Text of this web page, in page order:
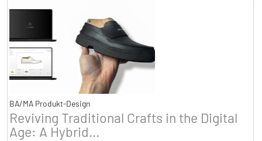
BA/MA Produkt-Design
Reviving Traditional Crafts in the Digital
Age: A Hybrid...